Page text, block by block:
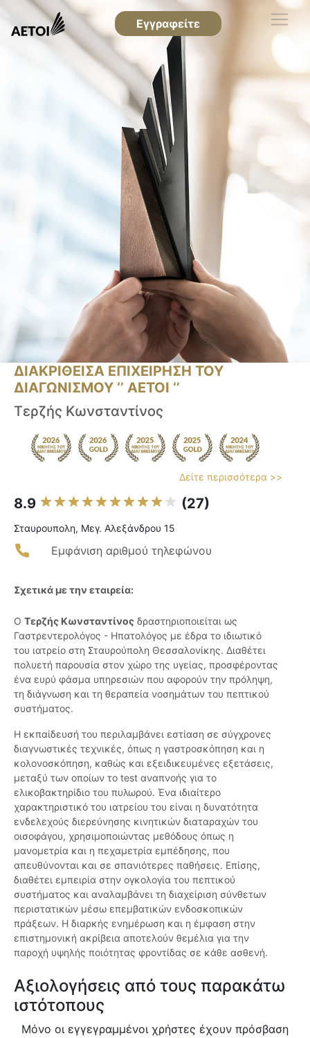
Εγγραφείτε
ΔΙΑΚΡΙΘΕΙΣΑ ΕΠΙΧΕΙΡΗΣΗ ΤΟΥ
ΔΙΑΓΩΝΙΣΜΟΥ ‘’ ΑΕΤΟΙ ‘’
Τερζής Κωνσταντίνος
Δείτε περισσότερα >>
8.9 (27)
Σταυρουπολη, Μεγ. Αλεξάνδρου 15
Εμφάνιση αριθμού τηλεφώνου
Σχετικά με την εταιρεία:
Ο Τερζής Κωνσταντίνος δραστηριοποιείται ως
Γαστρεντερολόγος - Ηπατολόγος με έδρα το ιδιωτικό
του ιατρείο στη Σταυρούπολη Θεσσαλονίκης. Διαθέτει
πολυετή παρουσία στον χώρο της υγείας, προσφέροντας
ένα ευρύ φάσμα υπηρεσιών που αφορούν την πρόληψη,
τη διάγνωση και τη θεραπεία νοσημάτων του πεπτικού
συστήματος.
Η εκπαίδευσή του περιλαμβάνει εστίαση σε σύγχρονες
διαγνωστικές τεχνικές, όπως η γαστροσκόπηση και η
κολονοσκόπηση, καθώς και εξειδικευμένες εξετάσεις,
μεταξύ των οποίων το test αναπνοής για το
ελικοβακτηρίδιο του πυλωρού. Ένα ιδιαίτερο
χαρακτηριστικό του ιατρείου του είναι η δυνατότητα
ενδελεχούς διερεύνησης κινητικών διαταραχών του
οισοφάγου, χρησιμοποιώντας μεθόδους όπως η
μανομετρία και η πεχαμετρία εμπέδησης, που
απευθύνονται και σε σπανιότερες παθήσεις. Επίσης,
διαθέτει εμπειρία στην ογκολογία του πεπτικού
συστήματος και αναλαμβάνει τη διαχείριση σύνθετων
περιστατικών μέσω επεμβατικών ενδοσκοπικών
πράξεων. Η διαρκής ενημέρωση και η έμφαση στην
επιστημονική ακρίβεια αποτελούν θεμέλια για την
παροχή υψηλής ποιότητας φροντίδας σε κάθε ασθενή.
Αξιολογήσεις από τους παρακάτω
ιστότοπους
Μόνο οι εγγεγραμμένοι χρήστες έχουν πρόσβαση